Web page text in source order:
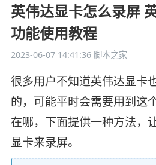
英伟达显卡怎么录屏
功能使用教程
2023-06-07 14:41:36脚本之家
很多用户不知道英伟达显卡
的，可能平时会需要用到这
在哪，下面提供一种方法，
显卡来录屏。